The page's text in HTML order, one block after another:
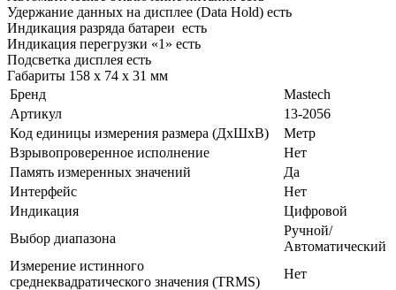
Удержание данных на дисплее (Data Hold) есть
Индикация разряда батареи есть
Индикация перегрузки «1» есть
Подсветка дисплея есть
Габариты 158 х 74 х 31 мм
Бренд
Mastech
Артикул
13-2056
Код единицы измерения размера (ДхШхВ)
Метр
Взрывопроверенное исполнение
Нет
Память измеренных значений
Да
Интерфейс
Нет
Индикация
Цифровой
Выбор диапазона
Ручной/
Автоматический
Измерение истинного
среднеквадратического значения (ТRMS)
Нет